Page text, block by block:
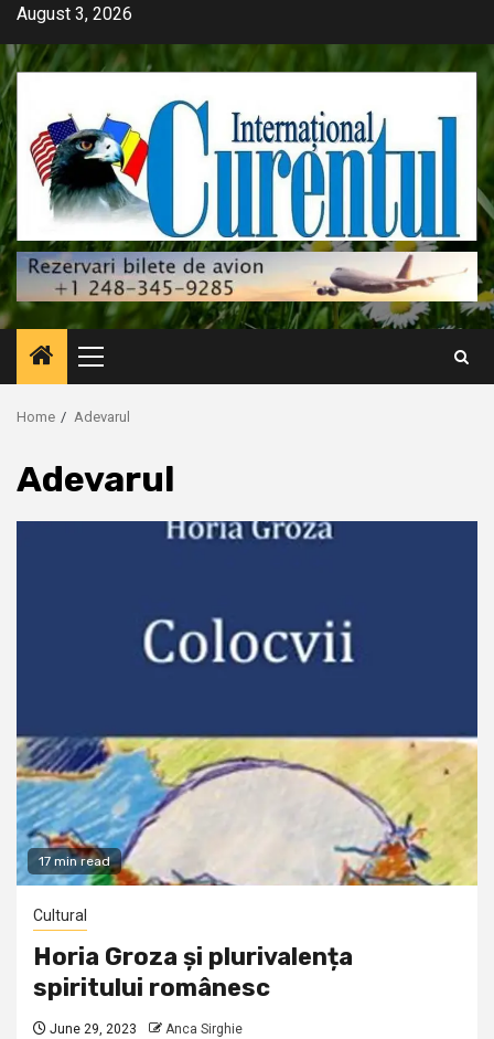
Skip
content
August 3, 2026
Primary
Menu
Home Adevarul
Adevarul
17 min read
Cultural
Horia Groza și plurivalența
spiritului românesc
June 29, 2023 Anca Sirghie